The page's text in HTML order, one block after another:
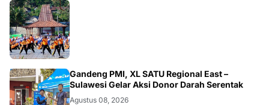
JATIM
Gandeng PMI, XL SATU Regional East –
Sulawesi Gelar Aksi Donor Darah Serentak
Agustus 08, 2026